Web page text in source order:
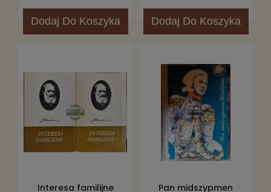
Dodaj Do Koszyka Dodaj Do Koszyka
Interesa familijne
Pan midszypmen